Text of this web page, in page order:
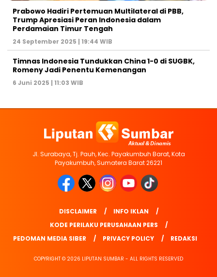
Prabowo Hadiri Pertemuan Multilateral di PBB,
Trump Apresiasi Peran Indonesia dalam
Perdamaian Timur Tengah
24 September 2025 | 19:44 WIB
Timnas Indonesia Tundukkan China 1-0 di SUGBK,
Romeny Jadi Penentu Kemenangan
6 Juni 2025 | 11:03 WIB
Jl. Surabaya, Tj. Pauh, Kec. Payakumbuh Barat, Kota
Payakumbuh, Sumatera Barat 26221
DISCLAIMER
INFO IKLAN
KODE PERILAKU PERUSAHAAN PERS
PEDOMAN MEDIA SIBER
PRIVACY POLICY REDAKSI
COPYRIGHT © 2026 LIPUTAN SUMBAR - ALL RIGHTS RESERVED